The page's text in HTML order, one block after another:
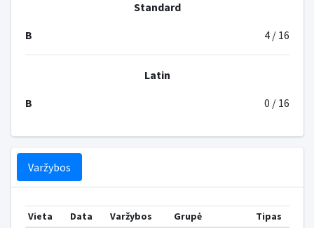
Standard
B
4 / 16
Latin
B
0 / 16
Varžybos
Vieta Data Varžybos Grupė Tipas